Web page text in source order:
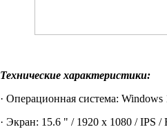
Технические характеристики:
· Операционная система: Windows
· Экран: 15.6 " / 1920 х 1080 / IPS